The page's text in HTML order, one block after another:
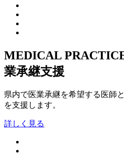
MEDICAL
業承継支援
県内で医業承継を希望する医師
を支援します。
詳しく見る